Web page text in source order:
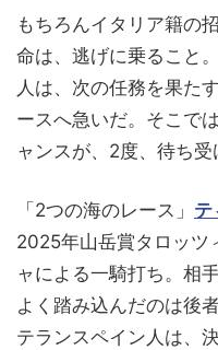
もちろんイタリア籍の
命は、逃げに乗ること
人は、次の任務を果た
ースへ急いだ。そこで
ャンスが、2度、待ち受
「2つの海のレース」 テ
2025年山岳賞タロッツ
ャによる一騎打ち。相
よく踏み込んだのは後
テランスペイン人は、